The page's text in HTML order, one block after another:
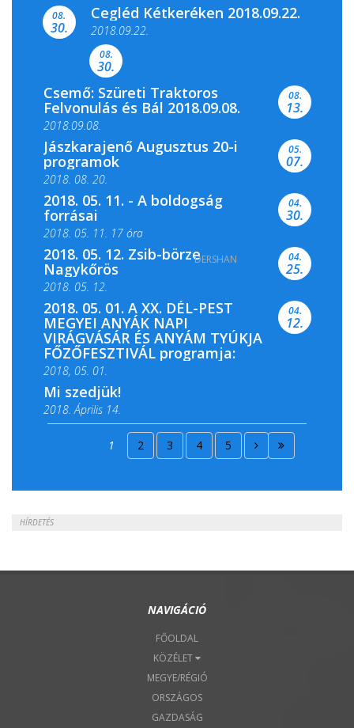
Színes és tartalmas programokkal várja a
Csemői Községi Könyvtár és...
08.
30.
Cegléd Kétkeréken 2018.09.22.
2018.09.22.
08.
30.
Csemő: Szüreti Traktoros
Felvonulás és Bál 2018.09.08.
2018.09.08.
08.
13.
Jászkarajenő Augusztus 20-i
programok
2018. 08. 20.
05.
07.
2018. 05. 11. - A boldogság
forrásai
2018. 05. 11. 17 óra
2018. 05. 11. 19 óra
04.
30.
2018. 05. 12. Zsib-börze
Nagykőrös
2018. 05. 12.
04.
25.
2018. 05. 01. A XX. DÉL-PEST
MEGYEI ANYÁK NAPI
VIRÁGVÁSÁR ÉS ANYÁM TYÚKJA
FŐZŐFESZTIVÁL programja:
2018, 05. 01.
04.
12.
Mi szedjük!
2018. Április 14.
2018. Április 15.
1 2 3 4 5
HÍRDETÉS
NAVIGÁCIÓ
FŐOLDAL
KÖZÉLET
MEGYE/RÉGIÓ
ORSZÁGOS
GAZDASÁG
DERSHAN